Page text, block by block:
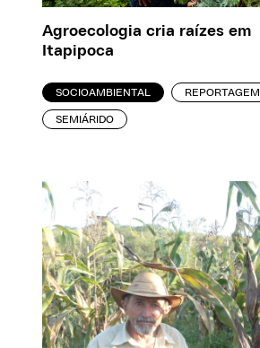
Agroecologia cria raízes em
Itapipoca
SOCIOAMBIENTAL REPORTAGEM
SEMIÁRIDO